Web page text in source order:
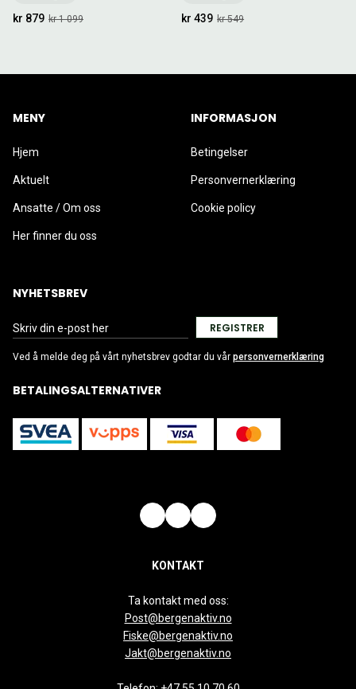
kr 1 099
kr 879 kr 549
kr 439
MENY
Hjem
Aktuelt
Ansatte / Om oss
Her finner du oss
INFORMASJON
Betingelser
Personvernerklæring
Cookie policy
NYHETSBREV
REGISTRER
Ved å melde deg på vårt nyhetsbrev godtar du vår personvernerklæring
BETALINGSALTERNATIVER
KONTAKT
Ta kontakt med oss:
Post@bergenaktiv.no
Fiske@bergenaktiv.no
Jakt@bergenaktiv.no